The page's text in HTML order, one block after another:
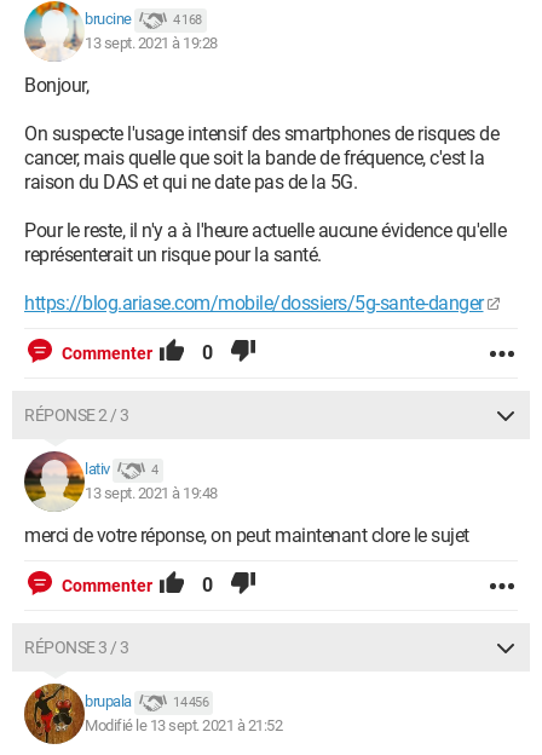
brucine 4 168
13 sept. 2021 à 19:28
Bonjour,
On suspecte l'usage intensif des smartphones de risques de
cancer, mais quelle que soit la bande de fréquence, c'est la
raison du DAS et qui ne date pas de la 5G.
Pour le reste, il n'y a à l'heure actuelle aucune évidence qu'elle
représenterait un risque pour la santé.
https://blog.ariase.com/mobile/dossiers/5g-sante-danger
Commenter 0
RÉPONSE 2 / 3
lativ 4
13 sept. 2021 à 19:48
merci de votre réponse, on peut maintenant clore le sujet
Commenter 0
RÉPONSE 3 / 3
brupala 14 456
Modifié le 13 sept. 2021 à 21:52